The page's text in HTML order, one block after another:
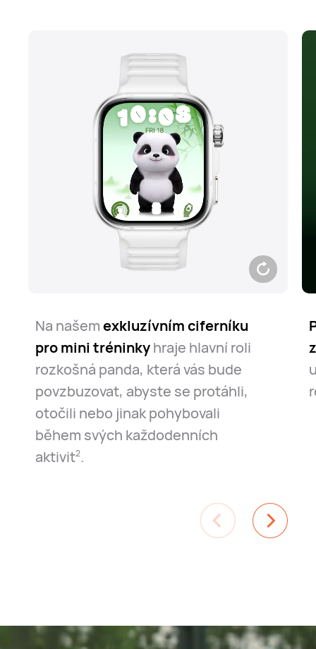
Na našemexkluzívním ciferníku
pro mini tréninkyhraje hlavní roli
rozkošná panda, která vás bude
povzbuzovat, abyste se protáhli,
otočili nebo jinak pohybovali
během svých každodenních
aktivit⁠2.